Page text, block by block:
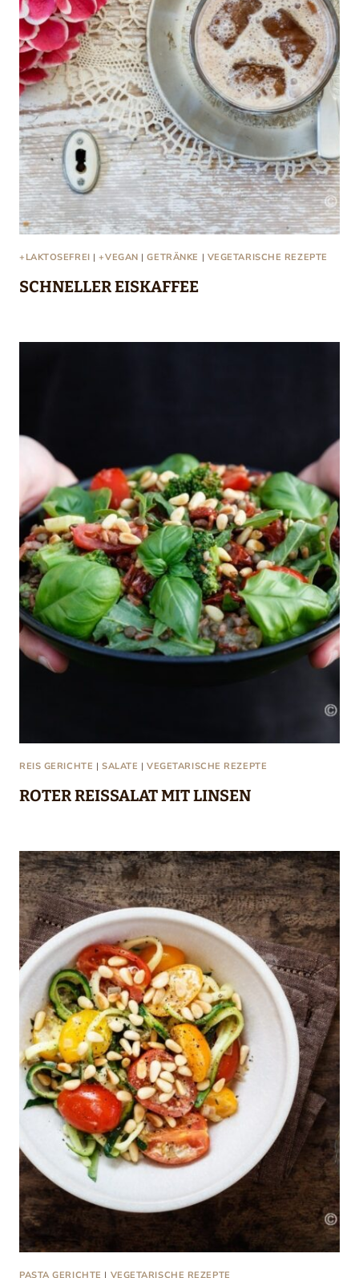
+LAKTOSEFREI |+VEGAN |GETRÄNKE | VEGETARISCHE REZEPTE
SCHNELLER EISKAFFEE
REIS GERICHTE | SALATE |VEGETARISCHE REZEPTE
ROTER REISSALAT MIT LINSEN
PASTA GERICHTE | VEGETARISCHE REZEPTE